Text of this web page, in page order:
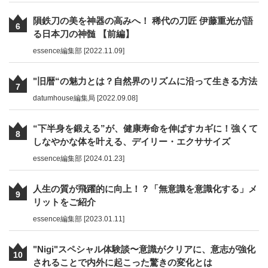
6
隕鉄刀の美を神器の高みへ！ 稀代の刀匠 伊藤重光が語
る日本刀の神髄 【前編】
essence編集部 [2022.11.09]
7
"旧暦“の魅力とは？自然界のリズムに沿って生きる方法
datumhouse編集局 [2022.09.08]
8
“下半身を鍛える”が、健康寿命を伸ばすカギに！強くて
しなやかな体を叶える、デイリー・エクササイズ
essence編集部 [2024.01.23]
9
人生の質が飛躍的に向上！？「無意識を意識化する」メ
リットをご紹介
essence編集部 [2023.01.11]
10
"Nigi"スペシャル体験談〜意識がクリアに、意志が強化
されることで内外に起こった驚きの変化とは